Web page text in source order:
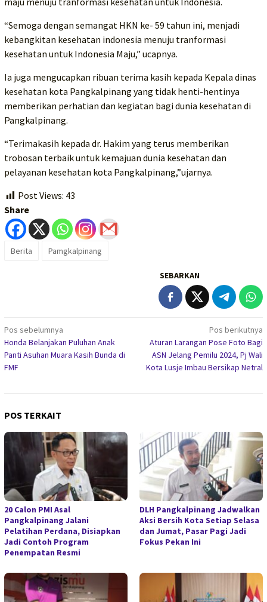
“Semoga dengan semangat HKN ke- 59 tahun ini, menjadi
kebangkitan kesehatan indonesia menuju tranformasi
kesehatan untuk Indonesia Maju,” ucapnya.
Ia juga mengucapkan ribuan terima kasih kepada Kepala dinas
kesehatan kota Pangkalpinang yang tidak henti-hentinya
memberikan perhatian dan kegiatan bagi dunia kesehatan di
Pangkalpinang.
“Terimakasih kepada dr. Hakim yang terus memberikan
trobosan terbaik untuk kemajuan dunia kesehatan dan
pelayanan kesehatan kota Pangkalpinang,”ujarnya.
Post Views: 43
Share
Berita Pamgkalpinang
SEBARKAN
Navigasi
pos
Pos sebelumnya
Honda Belanjakan Puluhan Anak
Panti Asuhan Muara Kasih Bunda di
FMF
Pos berikutnya
Aturan Larangan Pose Foto Bagi
ASN Jelang Pemilu 2024, Pj Wali
Kota Lusje Imbau Bersikap Netral
POS TERKAIT
20 Calon PMI Asal
Pangkalpinang Jalani
Pelatihan Perdana, Disiapkan
Jadi Contoh Program
Penempatan Resmi
DLH Pangkalpinang Jadwalkan
Aksi Bersih Kota Setiap Selasa
dan Jumat, Pasar Pagi Jadi
Fokus Pekan Ini